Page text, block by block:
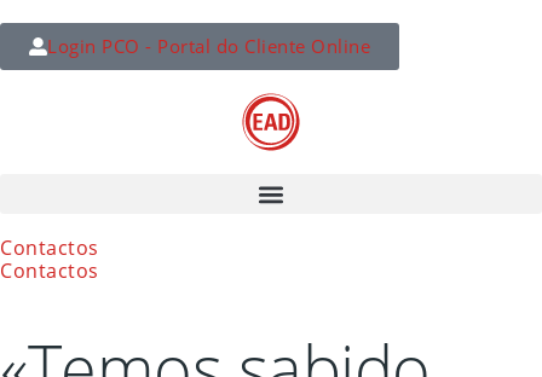
Login PCO - Portal do Cliente Online
Contactos
Contactos